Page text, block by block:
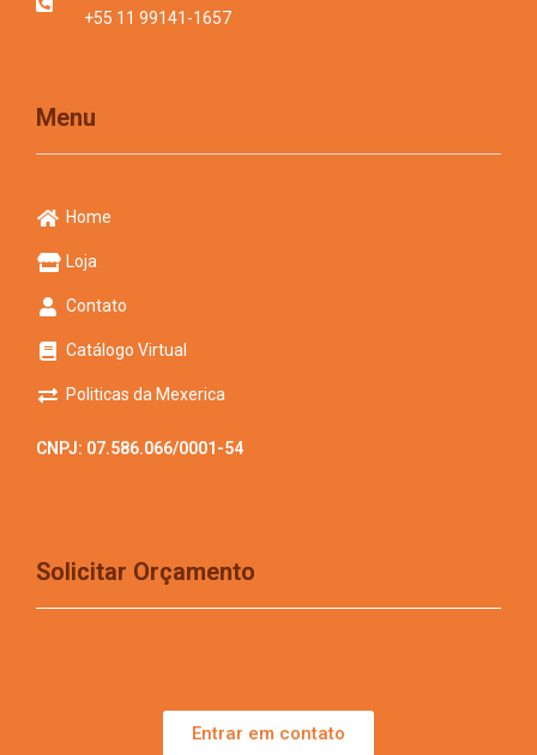
+55 11 99141-1657
Menu
Home
Loja
Contato
Catálogo Virtual
Politicas da Mexerica
CNPJ: 07.586.066/0001-54
Solicitar Orçamento
Entrar em contato